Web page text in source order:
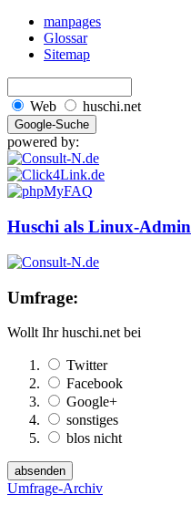
manpages
Glossar
Sitemap
Web huschi.net
powered by:
Huschi als Linux-Admin
Umfrage:
Wollt Ihr huschi.net bei
Twitter
Facebook
Google+
sonstiges
blos nicht
Umfrage-Archiv